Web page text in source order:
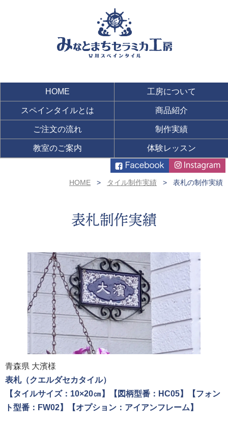
HOME 工房について
スペインタイルとは 商品紹介
ご注文の流れ 制作実績
教室のご案内 体験レッスン
HOME タイル制作実績 表札の制作実績
表札制作実績
青森県 大濱様
表札（クエルダセカタイル）
【タイルサイズ：10×20㎝】【図柄型番：HC05】【フォン
ト型番：FW02】【オプション：アイアンフレーム】